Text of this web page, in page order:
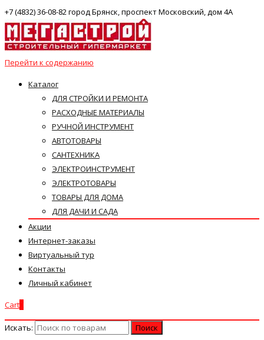
+7 (4832) 36-08-82 город Брянск, проспект Московский, дом 4А
Перейти к содержанию
Каталог
ДЛЯ СТРОЙКИ И РЕМОНТА
РАСХОДНЫЕ МАТЕРИАЛЫ
РУЧНОЙ ИНСТРУМЕНТ
АВТОТОВАРЫ
САНТЕХНИКА
ЭЛЕКТРОИНСТРУМЕНТ
ЭЛЕКТРОТОВАРЫ
ТОВАРЫ ДЛЯ ДОМА
ДЛЯ ДАЧИ И САДА
Акции
Интернет-заказы
Виртуальный тур
Контакты
Личный кабинет
Cart
Искать: